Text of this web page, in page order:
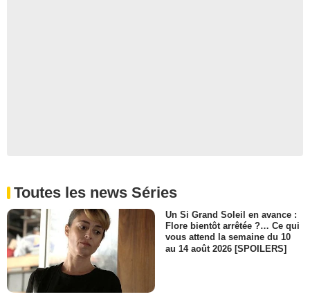
Toutes les news Séries
Un Si Grand Soleil en avance :
Flore bientôt arrêtée ?… Ce qui
vous attend la semaine du 10
au 14 août 2026 [SPOILERS]